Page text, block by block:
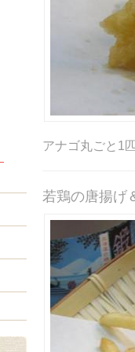
アナゴ丸ごと1
若鶏の唐揚げ